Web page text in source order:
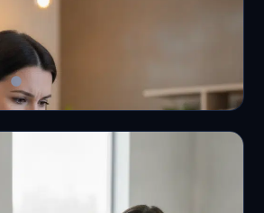
นดิจิทัล 2.0’ จัดสรรงบอย่างไรไม่
…
23 มิถุนายน 2026
! เทรนด์ลงทุนยุคใหม่ ไม่ต้องเฝ้า
…